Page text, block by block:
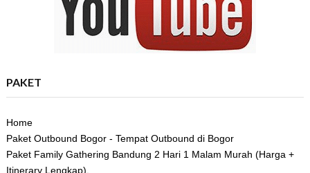
PAKET
Home
Paket Outbound Bogor - Tempat Outbound di Bogor
Paket Family Gathering Bandung 2 Hari 1 Malam Murah (Harga +
Itinerary Lengkap).